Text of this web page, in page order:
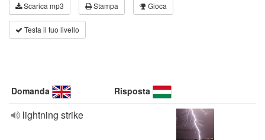
Scarica mp3 Stampa Gioca
Testa il tuo livello
Domanda Risposta
lightning strike